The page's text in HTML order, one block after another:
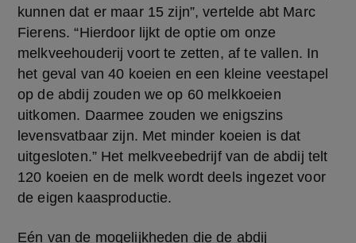
kunnen dat er maar 15 zijn”, vertelde abt Marc
Fierens. “Hierdoor lijkt de optie om onze
melkveehouderij voort te zetten, af te vallen. In
het geval van 40 koeien en een kleine veestapel
op de abdij zouden we op 60 melkkoeien
uitkomen. Daarmee zouden we enigszins
levensvatbaar zijn. Met minder koeien is dat
uitgesloten.” Het melkveebedrijf van de abdij telt
120 koeien en de melk wordt deels ingezet voor
de eigen kaasproductie.
Eén van de mogelijkheden die de abdij